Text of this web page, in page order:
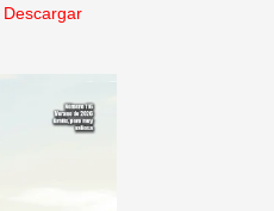
Descargar